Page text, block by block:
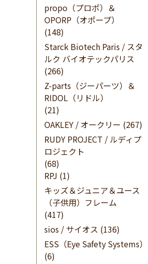
propo（プロポ）＆
OPORP（オポープ）
(148)
Starck Biotech Paris / スタ
ルク バイオテックパリス
(266)
Z-parts（ジーパーツ）＆
RIDOL（リドル）
(21)
OAKLEY / オークリー (267)
RUDY PROJECT / ルディプ
ロジェクト
(68)
RPJ (1)
キッズ＆ジュニア＆ユース
（子供用）フレーム
(417)
sios / サイオス (136)
ESS（Eye Safety Systems）
(6)